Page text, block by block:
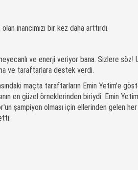
inancımızı bir kez daha arttırdı.
heyecanlı ve enerji veriyor bana. Sizlere
ve taraftarlara destek verdi.
maçta taraftarların Emin Yetim'e
en güzel örneklerinden biriydi. Emin
şampiyon olması için ellerinden gelen